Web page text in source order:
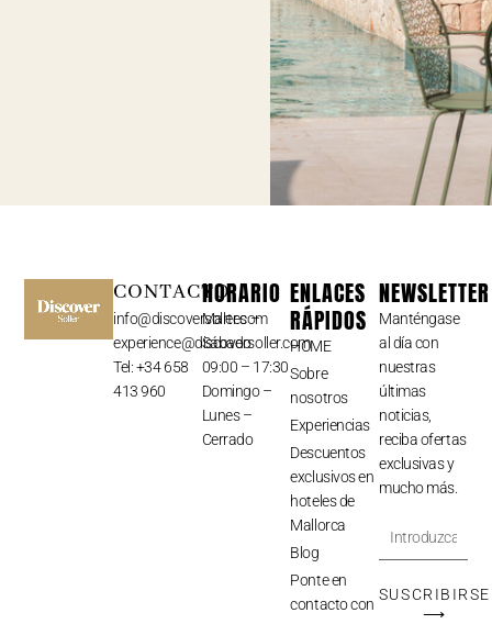
CONTACTO
info@discoversoller.com
experience@discoversoller.com
Tel: +34 658
413 960
HORARIO
Martes –
Sábado
09:00 – 17:30
Domingo –
Lunes –
Cerrado
ENLACES
RÁPIDOS
HOME
Sobre
nosotros
Experiencias
Descuentos
exclusivos en
hoteles de
Mallorca
Blog
Ponte en
contacto con
NEWSLETTER
Manténgase
al día con
nuestras
últimas
noticias,
reciba ofertas
exclusivas y
mucho más.
SUSCRIBIRSE
⟶